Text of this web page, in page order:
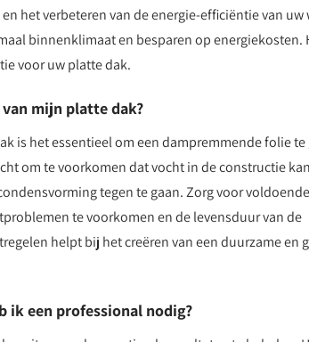
het verbeteren van de energie-efficiëntie van uw
binnenklimaat en besparen op energiekosten.
voor uw platte dak.
mijn platte dak?
is het essentieel om een dampremmende folie
om te voorkomen dat vocht in de constructie
tegen te gaan. Zorg voor voldoende
te voorkomen en de levensduur van de
helpt bij het creëren van een duurzame en
ik een professional nodig?